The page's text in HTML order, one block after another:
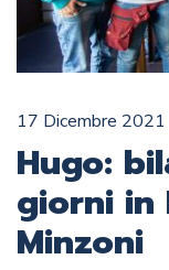
17 Dicembre 2021
Hugo:
giorni in
Minzoni